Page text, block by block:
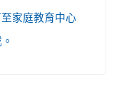
家庭教育中心